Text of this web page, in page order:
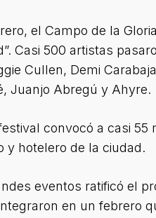
el Campo de la
Casi 500 artistas
Cullen, Demi
Juanjo Abregú y Ahyre.
convocó a casi
y hotelero de la ciudad.
eventos ratificó el
en un febrero